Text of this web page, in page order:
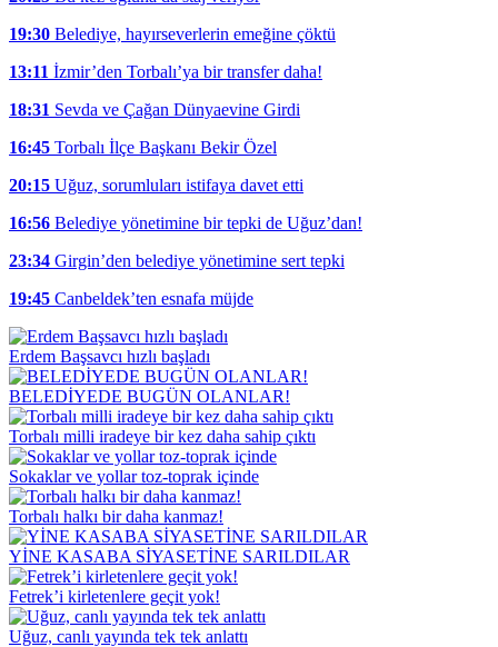
19:30 Belediye, hayırseverlerin emeğine çöktü
13:11 İzmir’den Torbalı’ya bir transfer daha!
18:31 Sevda ve Çağan Dünyaevine Girdi
16:45 Torbalı İlçe Başkanı Bekir Özel
20:15 Uğuz, sorumluları istifaya davet etti
16:56 Belediye yönetimine bir tepki de Uğuz’dan!
23:34 Girgin’den belediye yönetimine sert tepki
19:45 Canbeldek’ten esnafa müjde
Erdem Başsavcı hızlı başladı
BELEDİYEDE BUGÜN OLANLAR!
Torbalı milli iradeye bir kez daha sahip çıktı
Sokaklar ve yollar toz-toprak içinde
Torbalı halkı bir daha kanmaz!
YİNE KASABA SİYASETİNE SARILDILAR
Fetrek’i kirletenlere geçit yok!
Uğuz, canlı yayında tek tek anlattı